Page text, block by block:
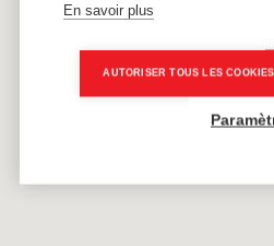
En savoir plus
AUTORISER TOUS LES COOKIES